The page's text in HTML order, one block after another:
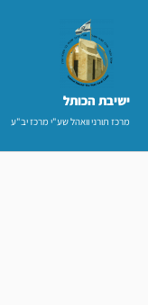
ישיבת הכותל​
מרכז תורני וואהל שע"י מרכז יב"ע